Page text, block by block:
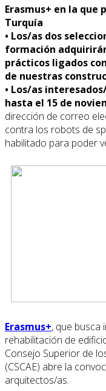
Erasmus+ en la que
Turquía
• Los/as dos
formación
prácticos ligados
de nuestras
• Los/as
hasta el 15 de
dirección de correo
contra los robots de
habilitado para poder
Erasmus+, que busca
rehabilitación de
Consejo Superior de
(CSCAE) abre la
arquitectos/as.